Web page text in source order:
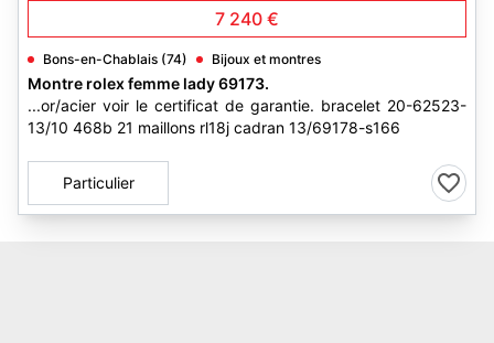
7 240 €
Bons-en-Chablais (74) Bijoux et montres
Montre rolex femme lady 69173.
...or/acier voir le certificat de garantie. bracelet 20-62523-
13/10 468b 21 maillons rl18j cadran 13/69178-s166
Particulier